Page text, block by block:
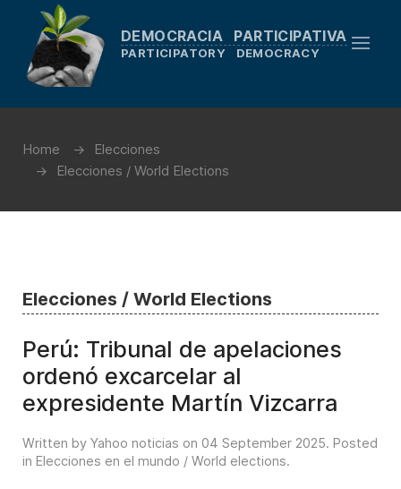
DEMOCRACIA PARTICIPATIVA
PARTICIPATORY DEMOCRACY
Home
Elecciones
Elecciones / World Elections
Elecciones / World Elections
Perú: Tribunal de apelaciones
ordenó excarcelar al
expresidente Martín Vizcarra
Written by Yahoo noticias on 04 September 2025. Posted
in Elecciones en el mundo / World elections.